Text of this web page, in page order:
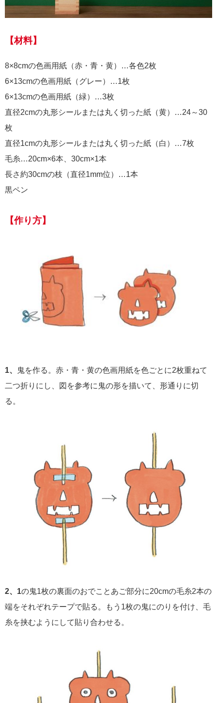
【材料】
8×8cmの色画用紙（赤・青・黄）…各色2枚
6×13cmの色画用紙（グレー）…1枚
6×13cmの色画用紙（緑）…3枚
直径2cmの丸形シールまたは丸く切った紙（黄）…24～30
枚
直径1cmの丸形シールまたは丸く切った紙（白）…7枚
毛糸…20cm×6本、30cm×1本
長さ約30cmの枝（直径1mm位）…1本
黒ペン
【作り方】
1、
鬼を作る。赤・青・黄の色画用紙を色ごとに2枚重ねて
二つ折りにし、図を参考に鬼の形を描いて、形通りに切
る。
2、1の鬼1枚の裏面のおでことあご部分に20cmの毛糸2本の
端をそれぞれテープで貼る。もう1枚の鬼にのりを付け、毛
糸を挟むようにして貼り合わせる。